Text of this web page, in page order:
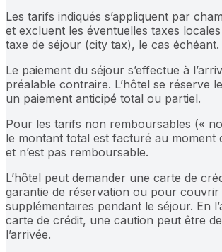
Les tarifs indiqués s’appliquent par
et excluent les éventuelles taxes
taxe de séjour (city tax), le cas échéant.
Le paiement du séjour s’effectue à
préalable contraire. L’hôtel se réserve
un paiement anticipé total ou partiel.
Pour les tarifs non remboursables («
le montant total est facturé au moment
et n’est pas remboursable.
L’hôtel peut demander une carte de
garantie de réservation ou pour couvrir
supplémentaires pendant le séjour. En
carte de crédit, une caution peut être
l’arrivée.